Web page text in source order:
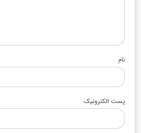
نام
پست الکترونیک